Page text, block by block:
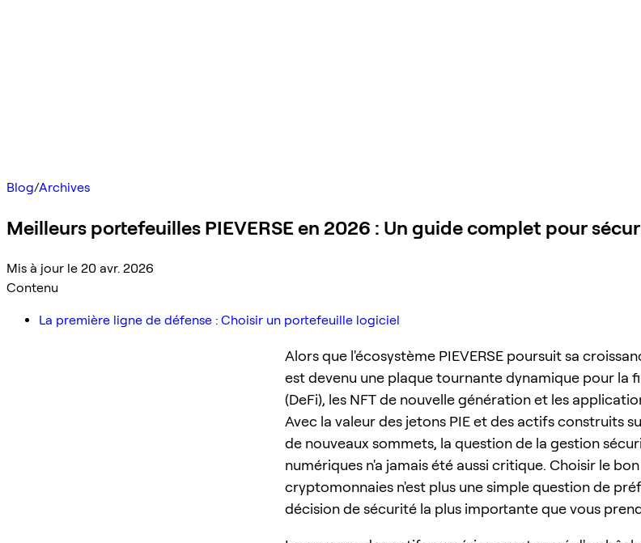
Blog/Archives
Meilleurs portefeuilles PIEVERSE en 2026 : Un guide complet pour
Mis à jour le 20 avr. 2026
Contenu
La première ligne de défense : Choisir un portefeuille logiciel
Alors que l'écosystème PIEVERSE poursuit sa
est devenu une plaque tournante dynamique pour la
(DeFi), les NFT de nouvelle génération et les
Avec la valeur des jetons PIE et des actifs construits
de nouveaux sommets, la question de la gestion
numériques n'a jamais été aussi critique. Choisir le
cryptomonnaies n'est plus une simple question de
décision de sécurité la plus importante que vous